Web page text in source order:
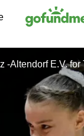
Skip to content
-Altendorf E.V.for